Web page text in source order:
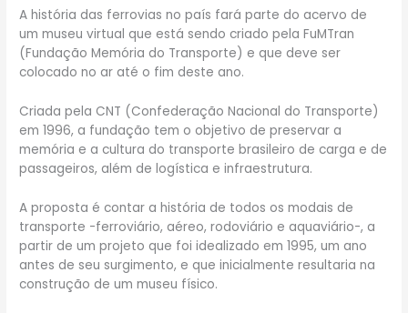
A história das ferrovias no país fará parte do acervo de
um museu virtual que está sendo criado pela FuMTran
(Fundação Memória do Transporte) e que deve ser
colocado no ar até o fim deste ano.
Criada pela CNT (Confederação Nacional do Transporte)
em 1996, a fundação tem o objetivo de preservar a
memória e a cultura do transporte brasileiro de carga e de
passageiros, além de logística e infraestrutura.
A proposta é contar a história de todos os modais de
transporte -ferroviário, aéreo, rodoviário e aquaviário-, a
partir de um projeto que foi idealizado em 1995, um ano
antes de seu surgimento, e que inicialmente resultaria na
construção de um museu físico.